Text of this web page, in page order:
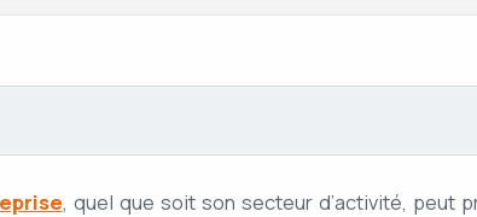
, quel que soit son secteur d’activité, peut